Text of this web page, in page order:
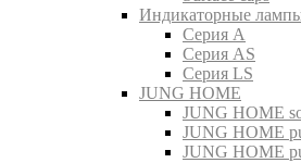
Индикаторные
Серия A
Серия AS
Серия LS
JUNG HOME
JUNG HOME
JUNG HOME
JUNG HOME